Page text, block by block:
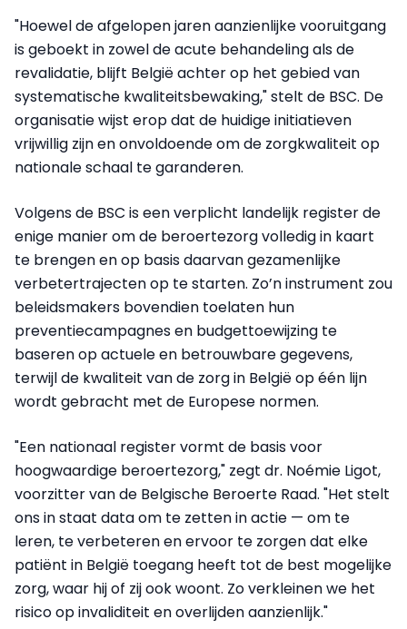
"Hoewel de afgelopen jaren aanzienlijke vooruitgang
is geboekt in zowel de acute behandeling als de
revalidatie, blijft België achter op het gebied van
systematische kwaliteitsbewaking," stelt de BSC. De
organisatie wijst erop dat de huidige initiatieven
vrijwillig zijn en onvoldoende om de zorgkwaliteit op
nationale schaal te garanderen.
Volgens de BSC is een verplicht landelijk register de
enige manier om de beroertezorg volledig in kaart
te brengen en op basis daarvan gezamenlijke
verbetertrajecten op te starten. Zo’n instrument zou
beleidsmakers bovendien toelaten hun
preventiecampagnes en budgettoewijzing te
baseren op actuele en betrouwbare gegevens,
terwijl de kwaliteit van de zorg in België op één lijn
wordt gebracht met de Europese normen.
"Een nationaal register vormt de basis voor
hoogwaardige beroertezorg," zegt dr. Noémie Ligot,
voorzitter van de Belgische Beroerte Raad. "Het stelt
ons in staat data om te zetten in actie — om te
leren, te verbeteren en ervoor te zorgen dat elke
patiënt in België toegang heeft tot de best mogelijke
zorg, waar hij of zij ook woont. Zo verkleinen we het
risico op invaliditeit en overlijden aanzienlijk."